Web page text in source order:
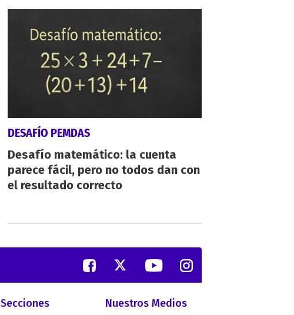
DESAFÍO PEMDAS
Desafío matemático: la cuenta
parece fácil, pero no todos dan con
el resultado correcto
Secciones Nuestros Medios